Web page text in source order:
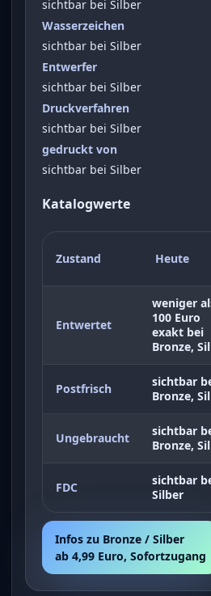
sichtbar bei Silber
Wasserzeichen
sichtbar bei Silber
Entwerfer
sichtbar bei Silber
Druckverfahren
sichtbar bei Silber
gedruckt von
sichtbar bei Silber
Katalogwerte
Zustand Heute
Entwertet
weniger
100 Euro
exakt bei
Bronze,
Postfrisch
sichtbar
Bronze,
Ungebraucht
sichtbar
Bronze,
FDC
sichtbar
Silber
Infos zu Bronze / Silber
ab 4,99 Euro, Sofortzugang